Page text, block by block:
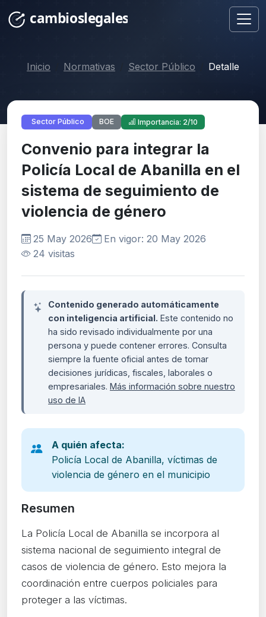
Inicio Normativas Sector Público Detalle
Sector Público BOE Importancia: 2/10
Convenio para integrar la
Policía Local de Abanilla en el
sistema de seguimiento de
violencia de género
25 May 2026
En vigor: 20 May 2026
24 visitas
Contenido generado automáticamente
con inteligencia artificial. Este contenido no
ha sido revisado individualmente por una
persona y puede contener errores. Consulta
siempre la fuente oficial antes de tomar
decisiones jurídicas, fiscales, laborales o
empresariales. Más información sobre nuestro
uso de IA
A quién afecta:
Policía Local de Abanilla, víctimas de
violencia de género en el municipio
Resumen
La Policía Local de Abanilla se incorpora al
sistema nacional de seguimiento integral de
casos de violencia de género. Esto mejora la
coordinación entre cuerpos policiales para
proteger a las víctimas.